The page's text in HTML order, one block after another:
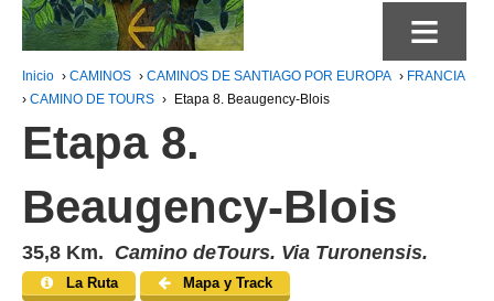
≡
Inicio › CAMINOS › CAMINOS DE SANTIAGO POR EUROPA › FRANCIA
› CAMINO DE TOURS › Etapa 8. Beaugency-Blois
Etapa 8.
Beaugency-Blois
35,8 Km. Camino deTours. Via Turonensis.
La Ruta Mapa y Track